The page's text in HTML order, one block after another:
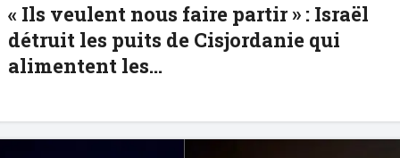
« Ils veulent nous faire partir » : Israël
détruit les puits de Cisjordanie qui
alimentent les...